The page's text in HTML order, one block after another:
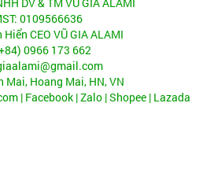
0109566636
Hiển CEO VŨ GIA ALAMI
0966 173 662
Mai, Hoang Mai, HN, VN
| Facebook | Zalo |Shopee | Lazada